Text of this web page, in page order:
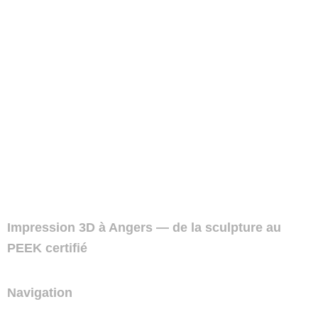
Impression 3D à Angers — de la sculpture au
PEEK certifié
Navigation